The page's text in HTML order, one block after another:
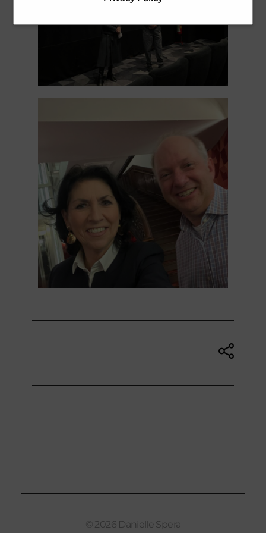
© 2026 Danielle Spera
Webseite und SPAM für den User.
Dies ist zugleich unser
berechtigtes Interesse und erfüllt
unsere rechtliche Verpflichtung.